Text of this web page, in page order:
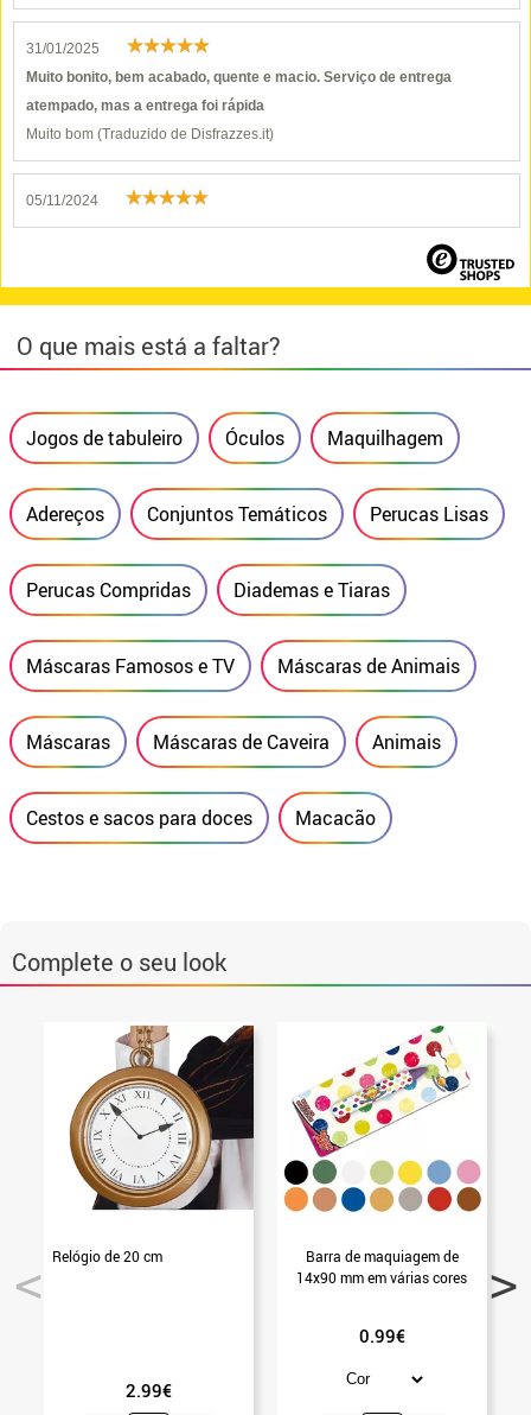
31/01/2025
Muito bonito, bem acabado, quente e macio. Serviço de entrega
atempado, mas a entrega foi rápida
Muito bom (Traduzido de Disfrazzes.it)
05/11/2024
O que mais está a faltar?
Jogos de tabuleiro Óculos Maquilhagem
Adereços Conjuntos Temáticos Perucas Lisas
Perucas Compridas Diademas e Tiaras
Máscaras Famosos e TV Máscaras de Animais
Máscaras Máscaras de Caveira Animais
Cestos e sacos para doces Macacão
Complete o seu look
Relógio de 20 cm
2.99€
Barra de maquiagem de
14x90 mm em várias cores
0.99€